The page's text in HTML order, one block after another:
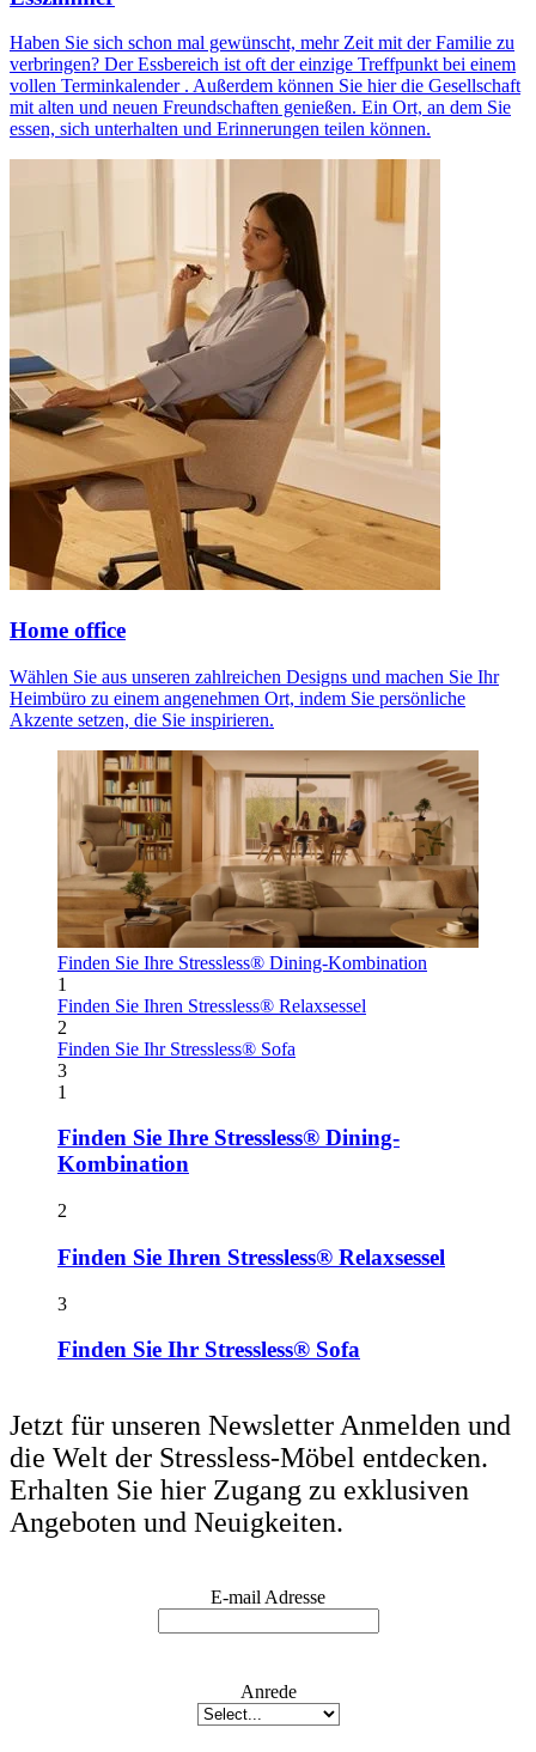
Haben Sie sich schon mal gewünscht, mehr Zeit mit der Familie zu
verbringen? Der Essbereich ist oft der einzige Treffpunkt bei einem
vollen Terminkalender . Außerdem können Sie hier die Gesellschaft
mit alten und neuen Freundschaften genießen. Ein Ort, an dem Sie
essen, sich unterhalten und Erinnerungen teilen können.
Home office
Wählen Sie aus unseren zahlreichen Designs und machen Sie Ihr
Heimbüro zu einem angenehmen Ort, indem Sie persönliche
Akzente setzen, die Sie inspirieren.
Finden Sie Ihre Stressless® Dining-Kombination
1
Finden Sie Ihren Stressless® Relaxsessel
2
Finden Sie Ihr Stressless® Sofa
3
1
Finden Sie Ihre Stressless® Dining-
Kombination
2
Finden Sie Ihren Stressless® Relaxsessel
3
Finden Sie Ihr Stressless® Sofa
Jetzt für unseren Newsletter Anmelden und
die Welt der Stressless-Möbel entdecken.
Erhalten Sie hier Zugang zu exklusiven
Angeboten und Neuigkeiten.
E-mail Adresse
Anrede